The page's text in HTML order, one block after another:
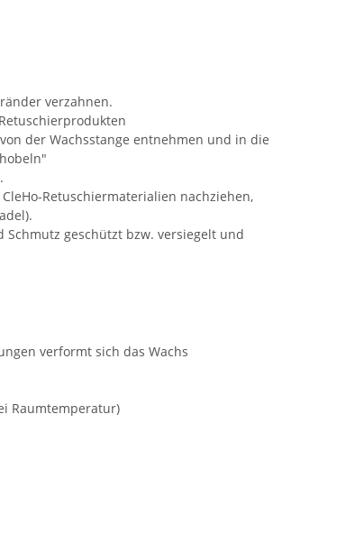
verzahnen.
der Wachsstange entnehmen und in die
Retuschiermaterialien nachziehen,
Schmutz geschützt bzw. versiegelt und
verformt sich das Wachs
Raumtemperatur)